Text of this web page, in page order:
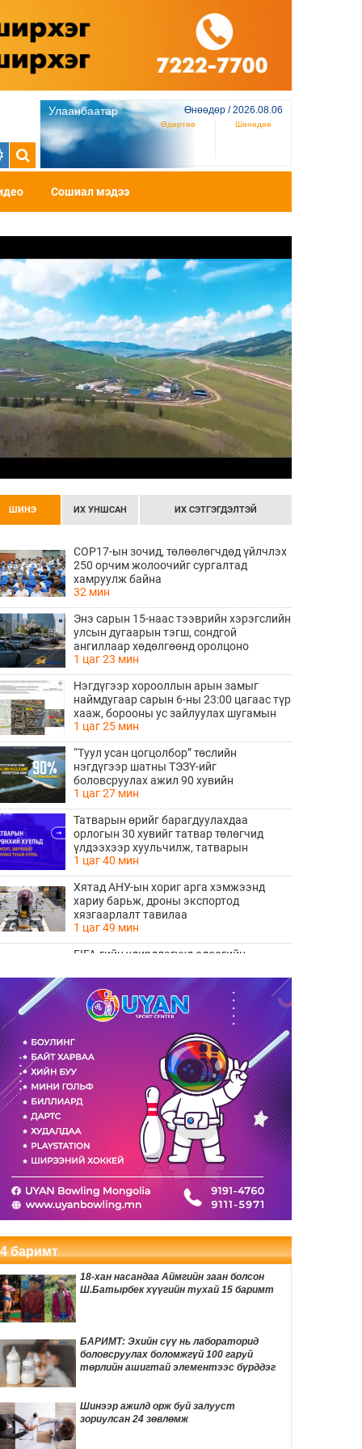
Улаанбаатар Өнөөдөр / 2026.08.06
Өдөртөө Шөнөдөө
Сошиал мэдээ
ШИНЭ ИХ УНШСАН ИХ СЭТГЭГДЭЛТЭЙ
COP17-ын зочид, төлөөлөгчдөд үйлчлэх
250 орчим жолоочийг сургалтад
хамруулж байна
32 мин
Энэ сарын 15-наас тээврийн хэрэгслийн
улсын дугаарын тэгш, сондгой
ангиллаар хөдөлгөөнд оролцоно
1 цаг 23 мин
Нэгдүгээр хорооллын арын замыг
наймдугаар сарын 6-ны 23:00 цагаас түр
хааж, борооны ус зайлуулах шугамын
хөндлөн сэтэлгээ хийнэ
1 цаг 25 мин
“Туул усан цогцолбор” төслийн
нэгдүгээр шатны ТЭЗҮ-ийг
боловсруулах ажил 90 хувийн
гүйцэтгэлтэй байна
1 цаг 27 мин
Татварын өрийг барагдуулахдаа
орлогын 30 хувийг татвар төлөгчид
үлдээхээр хуульчилж, татварын
тайлангаа залруулах хугацааг хоёр жил
болгон сунгажээ
1 цаг 40 мин
Хятад АНУ-ын хориг арга хэмжээнд
хариу барьж, дроны экспортод
хязгаарлалт тавилаа
1 цаг 49 мин
FIFA-гийн удирдлагууд одоогийн
дэмжлэг үзүүлж, огцрох шаардлагыг
няцаав
2 цаг 55 мин
Лос-Анжелесын давирхайн нүхнээс
Мөстлөгийн үеийн шинэ мэлхийн төрөл
3 цаг 35 мин
Мексикийн алдарт TikTok инфлюэнсер
шууд дамжуулалтын үеэр буудуулан
амиа алджээ
3 цаг 54 мин
Өвөлжилтийн бэлтгэл ажлын хүрээнд
Шадар сайд Н.Номтойбаяр Дорноговь
4 цаг 27 мин
Хуримын зочдын МЭДВЭЛ ЗОХИХ
бичигдээгүй дүрмүүд
4 цаг 33 мин
Өнөөдөр автомашины тэгш улсын
дугаартай хэрэглэгчдэд бензин олгоно
ӨНӨӨДӨР: Нийслэлийн ИТХ-ын ээлжит
VIII хуралдаан болно
Улаанбаатарт 29 градус дулаан байна
баримт
18-хан насандаа Аймгийн заан болсон
Ш.Батырбек хүүгийн тухай 15 баримт
БАРИМТ: Эхийн сүү нь лабораторид
боловсруулах боломжгүй 100 гаруй
төрлийн ашигтай элементээс бүрддэг
Шинээр ажилд орж буй залууст
зориулсан 24 зөвлөмж